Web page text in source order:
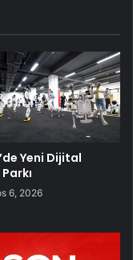
Yeni Dijital
6, 2026